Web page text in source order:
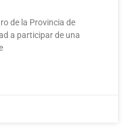
de la Provincia de
a participar de una